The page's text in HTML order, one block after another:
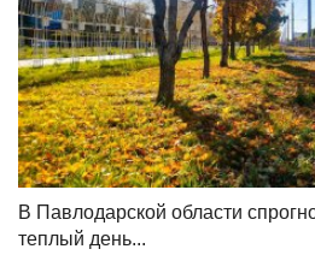
В Павлодарской области
теплый день...